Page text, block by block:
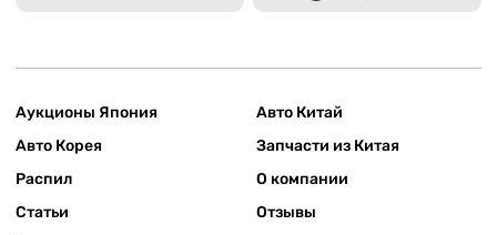
Аукционы Япония
Авто Китай
Авто Корея
Запчасти из Китая
Распил
О компании
Статьи
Отзывы